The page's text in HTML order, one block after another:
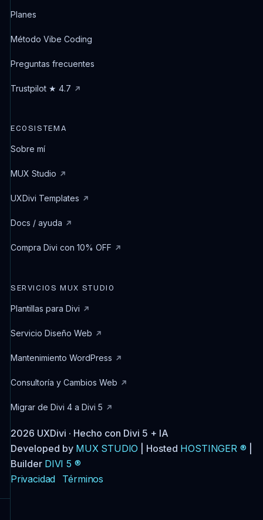
Planes
Método Vibe Coding
Preguntas frecuentes
Trustpilot ★ 4.7
ECOSISTEMA
Sobre mí
MUX Studio
UXDivi Templates
Docs / ayuda
Compra Divi con 10% OFF
SERVICIOS MUX STUDIO
Plantillas para Divi
Servicio Diseño Web
Mantenimiento WordPress
Consultoría y Cambios Web
Migrar de Divi 4 a Divi 5
2026 UXDivi · Hecho con Divi 5 + IA
Developed by MUX STUDIO | Hosted HOSTINGER ®
Builder DIVI 5 ®
Privacidad
Términos